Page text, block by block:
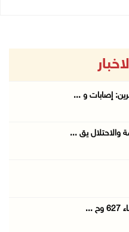
إصابات و ...
والاحتلال يق ...
...